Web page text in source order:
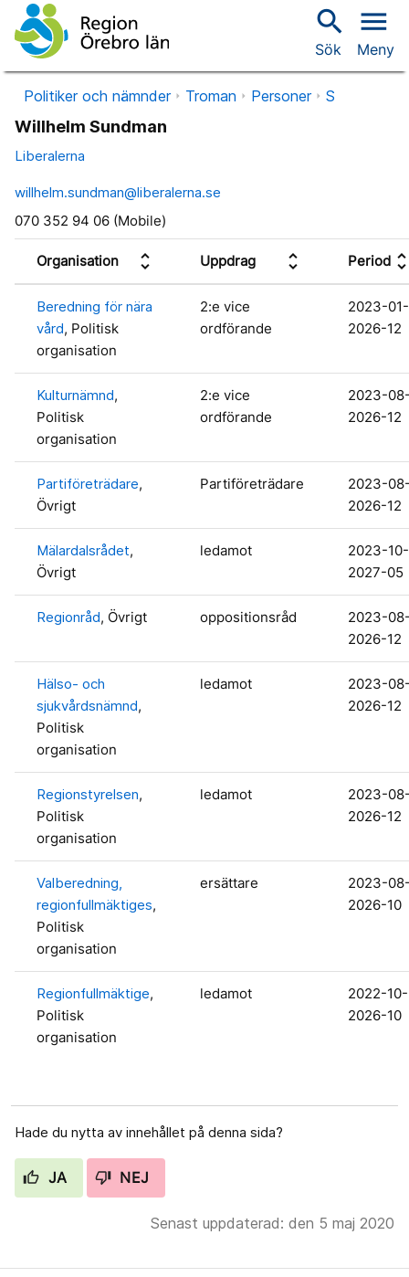
search
Sök
menu
Meny
Politiker och nämnder Troman Personer S
Willhelm Sundman
Liberalerna
willhelm.sundman@liberalerna.se
070 352 94 06 (Mobile)
Organisation unfold_more Uppdrag unfold_more Period
Beredning för nära
vård, Politisk
organisation
2:e vice
ordförande
2023-01-
2026-12
Kulturnämnd,
Politisk
organisation
2:e vice
ordförande
2023-
2026-12
Partiföreträdare,
Övrigt
Partiföreträdare
2023-
2026-12
Mälardalsrådet,
Övrigt
ledamot
2023-10-
2027-05
Regionråd, Övrigt oppositionsråd
2023-
2026-12
Hälso- och
sjukvårdsnämnd,
Politisk
organisation
ledamot
2023-
2026-12
Regionstyrelsen,
Politisk
organisation
ledamot
2023-
2026-12
Valberedning,
regionfullmäktiges,
Politisk
organisation
ersättare
2023-
2026-10
Regionfullmäktige,
Politisk
organisation
ledamot
2022-10-
2026-10
Hade du nytta av innehållet på denna sida?
JA NEJ
Senast uppdaterad: den 5 maj 2020